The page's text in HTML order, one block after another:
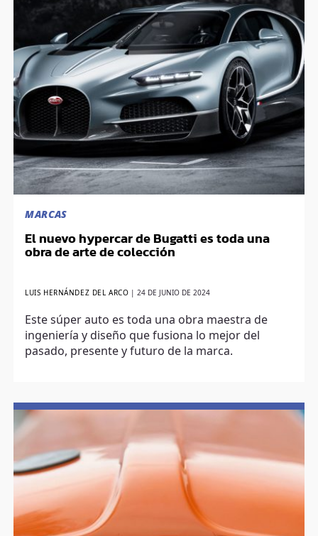
MARCAS
El nuevo hypercar de Bugatti es toda una
obra de arte de colección
LUIS HERNÁNDEZ DEL ARCO |24 DE JUNIO DE 2024
Este súper auto es toda una obra maestra de
ingeniería y diseño que fusiona lo mejor del
pasado, presente y futuro de la marca.